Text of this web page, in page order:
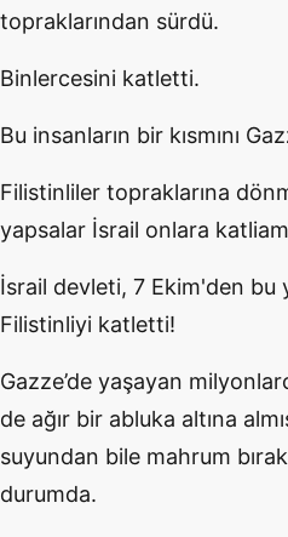
topraklarından sürdü.
Binlercesini katletti.
Bu insanların bir kısmını
Filistinliler topraklarına
yapsalar İsrail onlara
İsrail devleti, 7 Ekim'den bu
Filistinliyi katletti!
Gazze’de yaşayan
de ağır bir abluka altına
suyundan bile mahrum
durumda.